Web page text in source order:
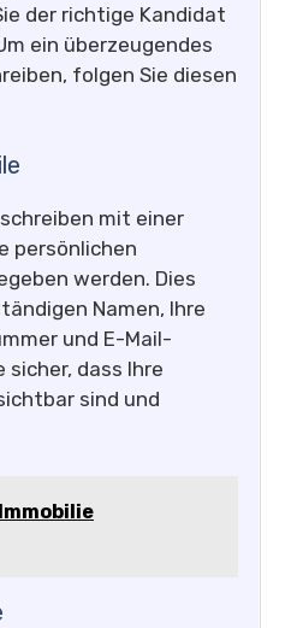
der richtige Kandidat
ein überzeugendes
folgen Sie diesen
mit einer
persönlichen
werden. Dies
Namen, Ihre
und E-Mail-
sicher, dass Ihre
sind und